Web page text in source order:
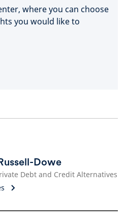
where you can choose
you would like to
Dowe
Debt and Credit Alternatives